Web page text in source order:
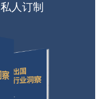
人订制